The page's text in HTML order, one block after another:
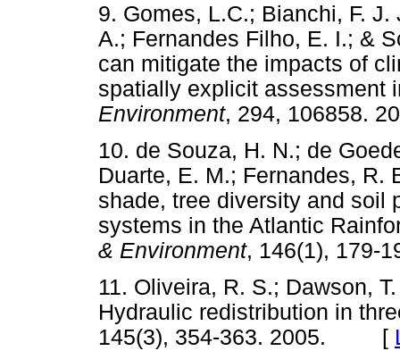
9. Gomes, L.C.; Bianchi, F.
A.; Fernandes Filho, E. I.; &
can mitigate the impacts of
spatially explicit assessment
Environment, 294,
10. de Souza, H. N.; de
Duarte, E. M.; Fernandes, R.
shade, tree diversity and soil
systems in the Atlantic
& Environment, 146(1),
11. Oliveira, R. S.; Dawson,
Hydraulic redistribution in
145(3), 354-363. 2005. [